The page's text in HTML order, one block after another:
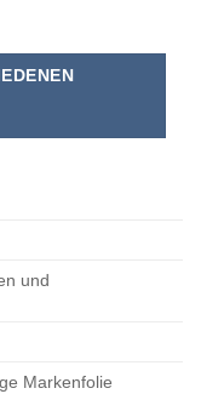
und
Markenfolie